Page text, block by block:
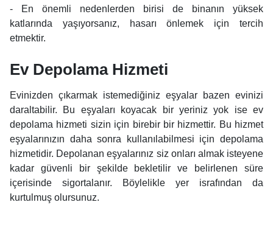
- En önemli nedenlerden birisi de binanın yüksek
katlarında yaşıyorsanız, hasarı önlemek için tercih
etmektir.
Ev Depolama Hizmeti
Evinizden çıkarmak istemediğiniz eşyalar bazen evinizi
daraltabilir. Bu eşyaları koyacak bir yeriniz yok ise ev
depolama hizmeti sizin için birebir bir hizmettir. Bu hizmet
eşyalarınızın daha sonra kullanılabilmesi için depolama
hizmetidir. Depolanan eşyalarınız siz onları almak isteyene
kadar güvenli bir şekilde bekletilir ve belirlenen süre
içerisinde sigortalanır. Böylelikle yer israfından da
kurtulmuş olursunuz.